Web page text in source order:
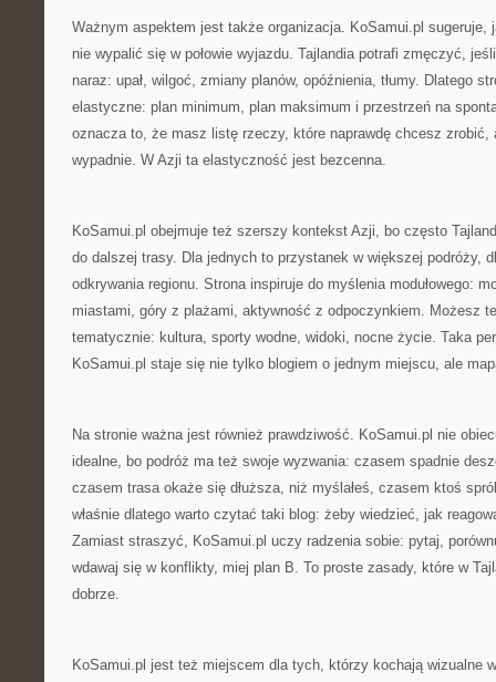
Ważnym aspektem jest także organizacja. KoSamui.pl sugeruje,
nie wypalić się w połowie wyjazdu. Tajlandia potrafi zmęczyć,
naraz: upał, wilgoć, zmiany planów, opóźnienia, tłumy. Dlatego
elastyczne: plan minimum, plan maksimum i przestrzeń na
oznacza to, że masz listę rzeczy, które naprawdę chcesz
wypadnie. W Azji ta elastyczność jest bezcenna.
KoSamui.pl obejmuje też szerszy kontekst Azji, bo często
do dalszej trasy. Dla jednych to przystanek w większej podróży,
odkrywania regionu. Strona inspiruje do myślenia modułowego:
miastami, góry z plażami, aktywność z odpoczynkiem. Możesz
tematycznie: kultura, sporty wodne, widoki, nocne życie. Taka
KoSamui.pl staje się nie tylko blogiem o jednym miejscu, ale
Na stronie ważna jest również prawdziwość. KoSamui.pl nie
idealne, bo podróż ma też swoje wyzwania: czasem spadnie
czasem trasa okaże się dłuższa, niż myślałeś, czasem ktoś
właśnie dlatego warto czytać taki blog: żeby wiedzieć, jak
Zamiast straszyć, KoSamui.pl uczy radzenia sobie: pytaj,
wdawaj się w konflikty, miej plan B. To proste zasady, które w
dobrze.
KoSamui.pl jest też miejscem dla tych, którzy kochają wizualne